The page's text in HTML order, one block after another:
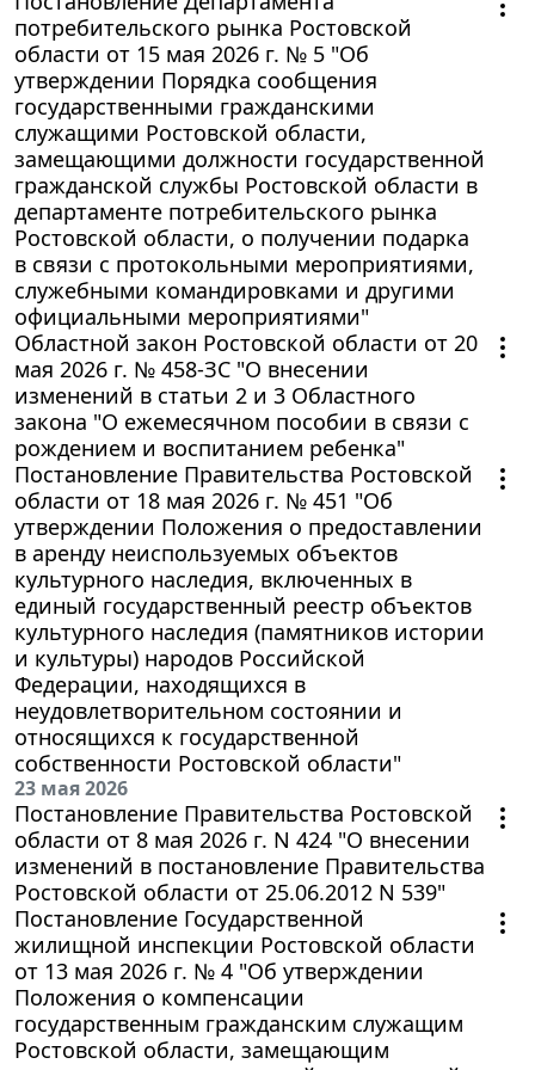
потребительского рынка Ростовской
области от 15 мая 2026 г. № 5 "Об
утверждении Порядка сообщения
государственными гражданскими
служащими Ростовской области,
замещающими должности государственной
гражданской службы Ростовской области в
департаменте потребительского рынка
Ростовской области, о получении подарка
в связи с протокольными мероприятиями,
служебными командировками и другими
официальными мероприятиями"
Областной закон Ростовской области от 20
мая 2026 г. № 458-ЗС "О внесении
изменений в статьи 2 и 3 Областного
закона "О ежемесячном пособии в связи с
рождением и воспитанием ребенка"
Постановление Правительства Ростовской
области от 18 мая 2026 г. № 451 "Об
утверждении Положения о предоставлении
в аренду неиспользуемых объектов
культурного наследия, включенных в
единый государственный реестр объектов
культурного наследия (памятников истории
и культуры) народов Российской
Федерации, находящихся в
неудовлетворительном состоянии и
относящихся к государственной
собственности Ростовской области"
23 мая 2026
Постановление Правительства Ростовской
области от 8 мая 2026 г. N 424 "О внесении
изменений в постановление Правительства
Ростовской области от 25.06.2012 N 539"
Постановление Государственной
жилищной инспекции Ростовской области
от 13 мая 2026 г. № 4 "Об утверждении
Положения о компенсации
государственным гражданским служащим
Ростовской области, замещающим